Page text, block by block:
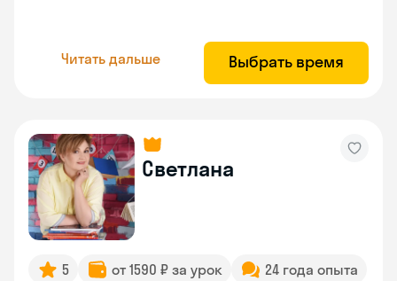
Читать дальше Выбрать время
Светлана
5 от 1590 ₽ за урок
24 года опыта